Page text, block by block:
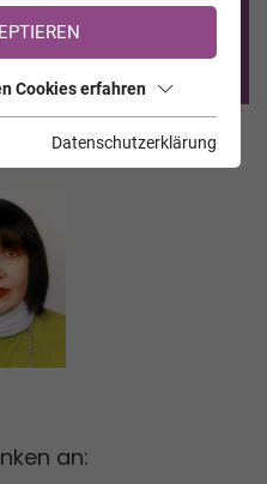
registriert?
Registrierung <<
an:
Cookies erfahren
Datenschutzerklärung